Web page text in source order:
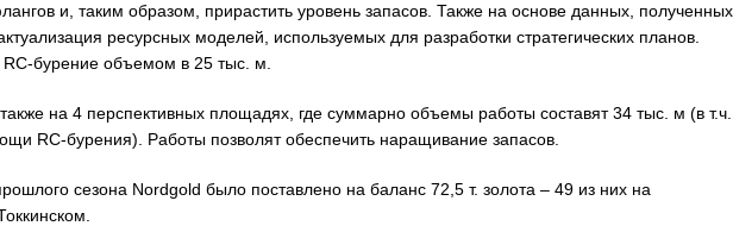
и, таким образом, прирастить уровень запасов. Также на основе данных,
ресурсных моделей, используемых для разработки стратегических планов.
RC-бурение объемом в 25 тыс. м.
на 4 перспективных площадях, где суммарно объемы работы составят 34 тыс. м (в т.ч.
RC-бурения). Работы позволят обеспечить наращивание запасов.
сезона Nordgold было поставлено на баланс 72,5 т. золота – 49 из них на